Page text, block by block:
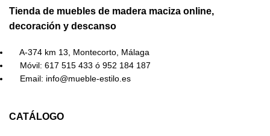
Tienda de muebles de madera maciza online,
decoración y descanso
A-374 km 13, Montecorto, Málaga
Móvil: 617 515 433 ó 952 184 187
Email: info@mueble-estilo.es
CATÁLOGO